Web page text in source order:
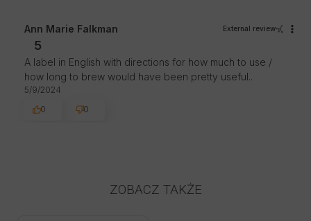
Ann Marie Falkman External review
5
A label in English with directions for how much to use /
how long to brew would have been pretty useful..
5/9/2024
0
0
ZOBACZ TAKŻE